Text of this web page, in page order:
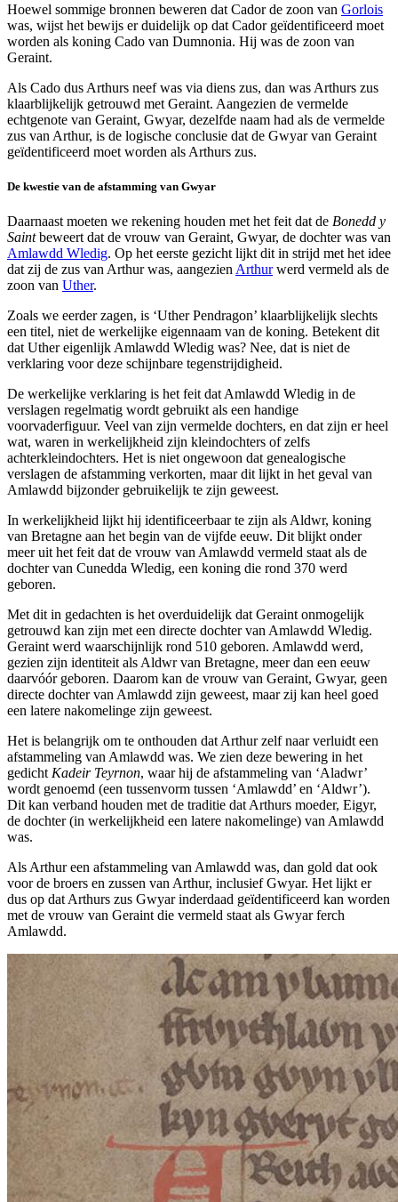
Hoewel sommige bronnen beweren dat Cador de zoon van Gorlois
was, wijst het bewijs er duidelijk op dat Cador geïdentificeerd moet
worden als koning Cado van Dumnonia. Hij was de zoon van
Geraint.
Als Cado dus Arthurs neef was via diens zus, dan was Arthurs zus
klaarblijkelijk getrouwd met Geraint. Aangezien de vermelde
echtgenote van Geraint, Gwyar, dezelfde naam had als de vermelde
zus van Arthur, is de logische conclusie dat de Gwyar van Geraint
geïdentificeerd moet worden als Arthurs zus.
De kwestie van de afstamming van Gwyar
Daarnaast moeten we rekening houden met het feit dat de Bonedd y
Saintbeweert dat de vrouw van Geraint, Gwyar, de dochter was van
Amlawdd Wledig. Op het eerste gezicht lijkt dit in strijd met het idee
dat zij de zus van Arthur was, aangezien Arthurwerd vermeld als de
zoon van Uther.
Zoals we eerder zagen, is ‘Uther Pendragon’ klaarblijkelijk slechts
een titel, niet de werkelijke eigennaam van de koning. Betekent dit
dat Uther eigenlijk Amlawdd Wledig was? Nee, dat is niet de
verklaring voor deze schijnbare tegenstrijdigheid.
De werkelijke verklaring is het feit dat Amlawdd Wledig in de
verslagen regelmatig wordt gebruikt als een handige
voorvaderfiguur. Veel van zijn vermelde dochters, en dat zijn er heel
wat, waren in werkelijkheid zijn kleindochters of zelfs
achterkleindochters. Het is niet ongewoon dat genealogische
verslagen de afstamming verkorten, maar dit lijkt in het geval van
Amlawdd bijzonder gebruikelijk te zijn geweest.
In werkelijkheid lijkt hij identificeerbaar te zijn als Aldwr, koning
van Bretagne aan het begin van de vijfde eeuw. Dit blijkt onder
meer uit het feit dat de vrouw van Amlawdd vermeld staat als de
dochter van Cunedda Wledig, een koning die rond 370 werd
geboren.
Met dit in gedachten is het overduidelijk dat Geraint onmogelijk
getrouwd kan zijn met een directe dochter van Amlawdd Wledig.
Geraint werd waarschijnlijk rond 510 geboren. Amlawdd werd,
gezien zijn identiteit als Aldwr van Bretagne, meer dan een eeuw
daarvóór geboren. Daarom kan de vrouw van Geraint, Gwyar, geen
directe dochter van Amlawdd zijn geweest, maar zij kan heel goed
een latere nakomelinge zijn geweest.
Het is belangrijk om te onthouden dat Arthur zelf naar verluidt een
afstammeling van Amlawdd was. We zien deze bewering in het
gedicht Kadeir Teyrnon, waar hij de afstammeling van ‘Aladwr’
wordt genoemd (een tussenvorm tussen ‘Amlawdd’ en ‘Aldwr’).
Dit kan verband houden met de traditie dat Arthurs moeder, Eigyr,
de dochter (in werkelijkheid een latere nakomelinge) van Amlawdd
was.
Als Arthur een afstammeling van Amlawdd was, dan gold dat ook
voor de broers en zussen van Arthur, inclusief Gwyar. Het lijkt er
dus op dat Arthurs zus Gwyar inderdaad geïdentificeerd kan worden
met de vrouw van Geraint die vermeld staat als Gwyar ferch
Amlawdd.